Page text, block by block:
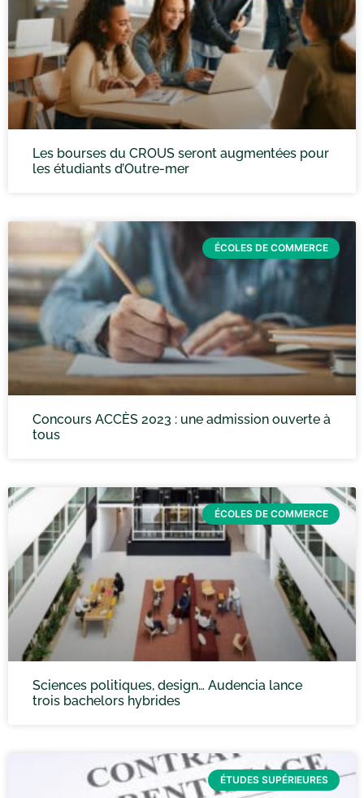
Les bourses du CROUS seront augmentées pour
les étudiants d’Outre-mer
ÉCOLES DE COMMERCE
Concours ACCÈS 2023 : une admission ouverte à
tous
ÉCOLES DE COMMERCE
Sciences politiques, design… Audencia lance
trois bachelors hybrides
ÉTUDES SUPÉRIEURES